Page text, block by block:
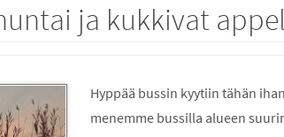
ja kukkivat
Hyppää bussin kyytiin tähän
menemme bussilla alueen